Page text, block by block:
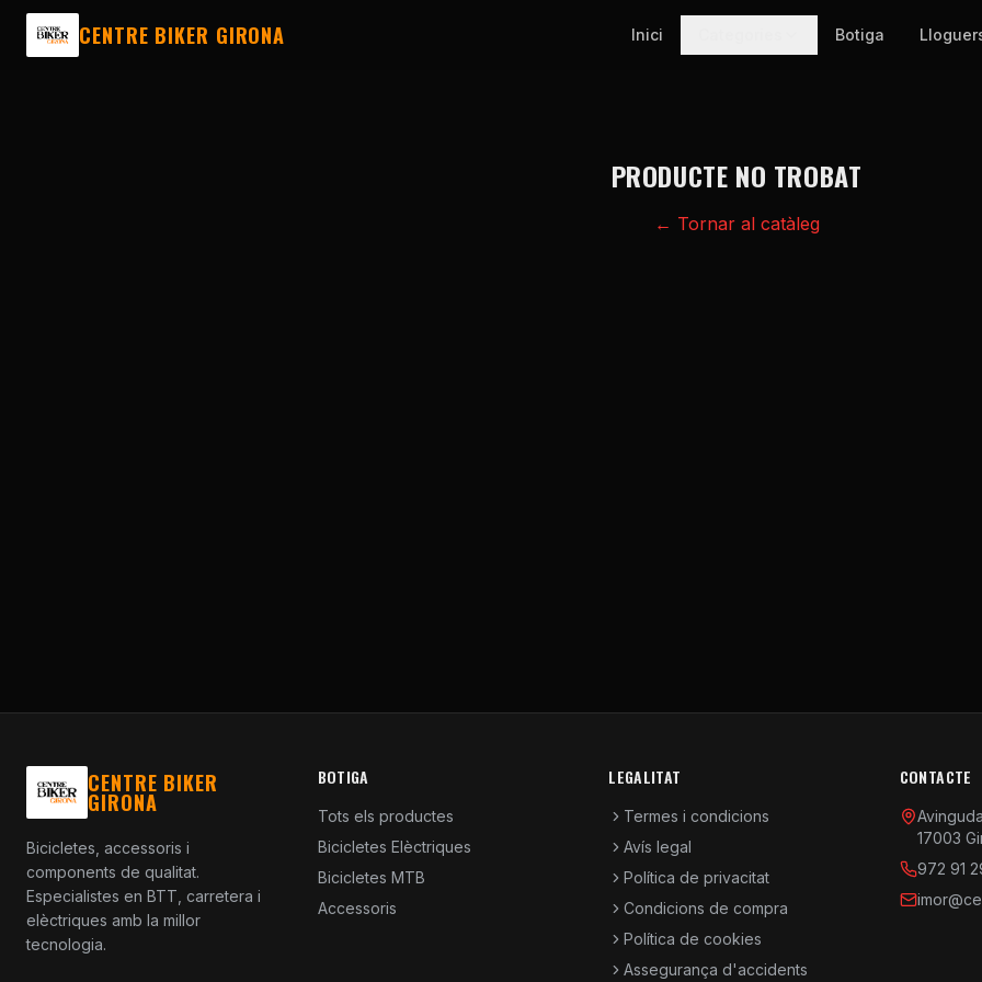
CENTRE BIKER GIRONA Inici Botiga
PRODUCTE NO TROBAT
← Tornar al catàleg
CENTRE BIKER
GIRONA
Bicicletes, accessoris i
components de qualitat.
Especialistes en BTT, carretera i
elèctriques amb la millor
tecnologia.
BOTIGA
Tots els productes
Bicicletes Elèctriques
Bicicletes MTB
Accessoris
LEGALITAT
Termes i condicions
Avís legal
Política de privacitat
Condicions de compra
Política de cookies
Assegurança d'accidents
CONTACTE
17003
972 91